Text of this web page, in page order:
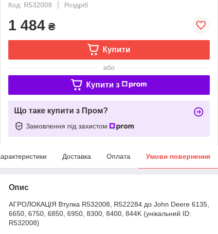
Код: R532008
Роздріб
1 484 ₴
Купити
або
Купити з
Що таке купити з Пром?
Замовлення під захистом
Доставка Оплата Умови повернення
Опис
АГРОЛОКАЦІЯ Втулка R532008, R522284 до John Deere 6135,
6650, 6750, 6850, 6950, 8300, 8400, 844K (унікальний ID:
R532008)